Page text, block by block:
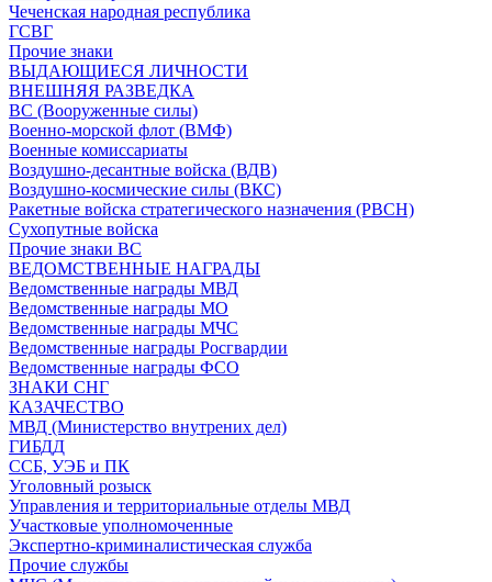
Чеченская народная республика
ГСВГ
Прочие знаки
ВЫДАЮЩИЕСЯ ЛИЧНОСТИ
ВНЕШНЯЯ РАЗВЕДКА
ВС (Вооруженные силы)
Военно-морской флот (ВМФ)
Военные комиссариаты
Воздушно-десантные войска (ВДВ)
Воздушно-космические силы (ВКС)
Ракетные войска стратегического назначения (РВСН)
Сухопутные войска
Прочие знаки ВС
ВЕДОМСТВЕННЫЕ НАГРАДЫ
Ведомственные награды МВД
Ведомственные награды МО
Ведомственные награды МЧС
Ведомственные награды Росгвардии
Ведомственные награды ФСО
ЗНАКИ СНГ
КАЗАЧЕСТВО
МВД (Министерство внутрених дел)
ГИБДД
ССБ, УЭБ и ПК
Уголовный розыск
Управления и территориальные отделы МВД
Участковые уполномоченные
Экспертно-криминалистическая служба
Прочие службы